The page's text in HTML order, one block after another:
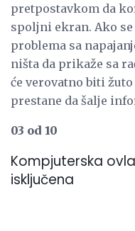
pretpostavkom da
spoljni ekran. Ako
problema sa
ništa da prikaže sa
će verovatno biti
prestane da šalje
03 od 10
Kompjuterska
isključena